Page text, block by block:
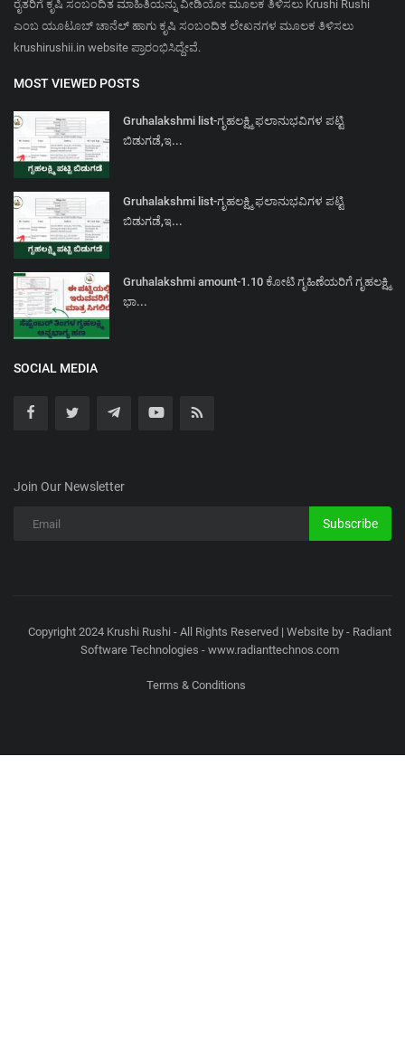
ರೈತರಿಗೆ ಕೃಷಿ ಸಂಬಂದಿತ ಮಾಹಿತಿಯನ್ನು ವೀಡಿಯೋ ಮೂಲಕ ತಿಳಿಸಲು Krushi Rushi
ಎಂಬ ಯೂಟೂಬ್ ಚಾನೆಲ್ ಹಾಗು ಕೃಷಿ ಸಂಬಂದಿತ ಲೇಖನಗಳ ಮೂಲಕ ತಿಳಿಸಲು
krushirushii.in website ಪ್ರಾರಂಭಿಸಿದ್ದೇವೆ.
MOST VIEWED POSTS
Gruhalakshmi list-ಗೃಹಲಕ್ಷ್ಮಿ ಫಲಾನುಭವಿಗಳ ಪಟ್ಟಿ
ಬಿಡುಗಡೆ,ಇ...
Gruhalakshmi list-ಗೃಹಲಕ್ಷ್ಮಿ ಫಲಾನುಭವಿಗಳ ಪಟ್ಟಿ
ಬಿಡುಗಡೆ,ಇ...
Gruhalakshmi amount-1.10 ಕೋಟಿ ಗೃಹಿಣೆಯರಿಗೆ ಗೃಹಲಕ್ಷ್ಮಿ
ಭಾ...
SOCIAL MEDIA
Join Our Newsletter
Subscribe
Copyright 2024 Krushi Rushi - All Rights Reserved | Website by - Radiant
Software Technologies - www.radianttechnos.com
Terms & Conditions